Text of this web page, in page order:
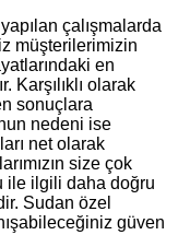
çalışmalarda
müşterilerimizin
en
Karşılıklı olarak
sonuçlara
nedeni ise
net olarak
size çok
ile ilgili daha doğru
Sudan özel
güven